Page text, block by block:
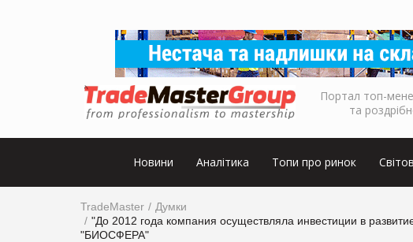
Портал топ-
та
Новини Аналітика Топи про ринок
TradeMaster
Думки
"До 2012 года компания осуществляла инвестиции в
"БИОСФЕРА"